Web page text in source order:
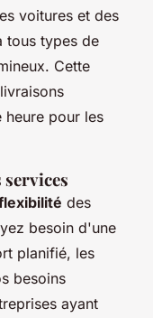
voitures et des
tous types de
Cette
heure pour les
des
besoin d'une
planifié, les
besoins
ayant